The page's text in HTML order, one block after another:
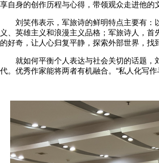
享自身的创作历程与心得，带领观众走进他的
刘笑伟表示，军旅诗的鲜明特点主要有
义、英雄主义和浪漫主义品格；军旅诗人，
的好奇，让人心归复平静，探索外部世界，找
就如何平衡个人表达与社会关切的话题
代。优秀作家能将两者有机融合。“私人化写